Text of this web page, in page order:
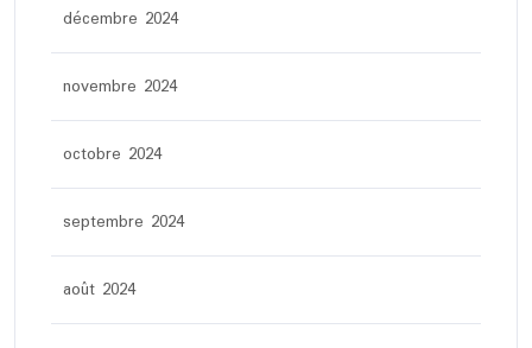
décembre 2024
novembre 2024
octobre 2024
septembre 2024
août 2024